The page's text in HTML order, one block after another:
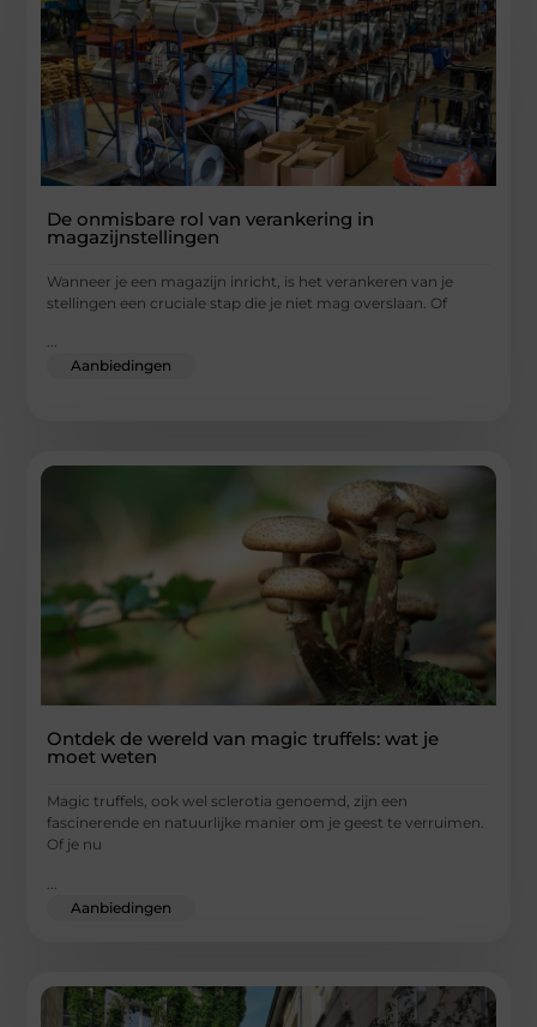
De onmisbare rol van verankering in
magazijnstellingen
Wanneer je een magazijn inricht, is het verankeren van je
stellingen een cruciale stap die je niet mag overslaan. Of
...
Aanbiedingen
Ontdek de wereld van magic truffels: wat je
moet weten
Magic truffels, ook wel sclerotia genoemd, zijn een
fascinerende en natuurlijke manier om je geest te verruimen.
Of je nu
Aanbiedingen